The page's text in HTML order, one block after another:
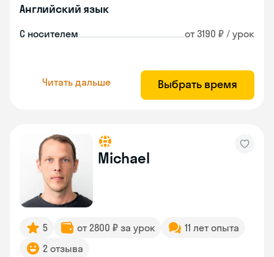
Английский язык
С носителем от 3190 ₽ / урок
Читать дальше Выбрать время
Michael
5 от 2800 ₽ за урок
11 лет опыта
2 отзыва